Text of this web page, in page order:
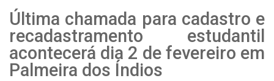
Última chamada para cadastro e
recadastramento estudantil
acontecerá dia 2 de fevereiro em
Palmeira dos Índios